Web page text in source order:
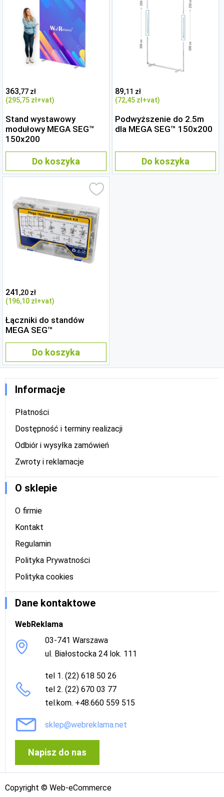
363,77 zł
(295,75 zł+vat)
Stand wystawowy
modułowy MEGA SEG™
150x200
Do koszyka
89,11 zł
(72,45 zł+vat)
Podwyższenie do 2.5m
dla MEGA SEG™ 150x200
Do koszyka
241 ,20 zł
(196,10 zł+vat)
Łączniki do standów
MEGA SEG™
Do koszyka
Informacje
Płatności
Dostępność i terminy realizacji
Odbiór i wysyłka zamówień
Zwroty i reklamacje
O sklepie
O firmie
Kontakt
Regulamin
Polityka Prywatności
Polityka cookies
Dane kontaktowe
WebReklama
03-741 Warszawa
ul. Białostocka 24 lok. 111
tel 1. (22) 618 50 26
tel 2. (22) 670 03 77
tel.kom. +48.660 559 515
sklep@webreklama.net
Napisz do nas
Copyright © Web-eCommerce